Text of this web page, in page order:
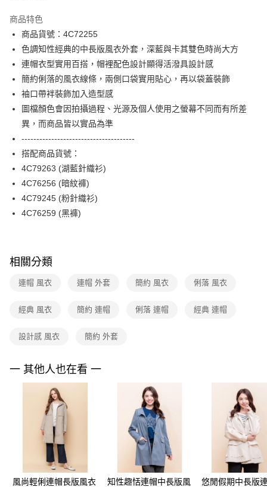
合作金庫商業銀行
華南商業銀行
上海商業儲蓄銀行
台北富邦商業銀行
國泰世華商業銀行
兆豐國際商業銀行
臺灣中小企業銀行
台中商業銀行
匯豐（台灣）商業銀行
聯邦商業銀行
元大商業銀行
永豐商業銀行
玉山商業銀行
台新國際商業銀行
台灣樂天信用卡公司
LINE Pay
Apple Pay
街口支付
AFTEE先享後付
相關說明
【關於「AFTEE先享後付」】
１．簡單：不需註冊會員、不需綁卡、不需儲值。
２．便利：只要手機號碼，簡訊認證，即可結帳。
【「AFTEE先享後付」結帳流程】
１．於結帳方式選擇「AFTEE先享後付」後，將跳轉至「AFTEE先享後付」
結帳頁面，進行簡訊認證並確認金額後，即可完成結帳。
※ 請注意：結帳手續完成當下不需立刻繳費，但若您需要取消訂單，請聯絡
後付繳納相關費用。
是否繳費成功／繳費後需取消欲退款等相關疑問，請聯繫「AFTEE先享後付
【注意事項】
權轉讓予恩沛科技股份有限公司。
２．關於個人資料處理事宜，請瀏覽以下網址：
https://aftee.tw/terms/#terms3
３．未成年的使用者請事先徵得法定代理人或監護人之同意方可使用
「AFTEE先享後付」，若未經同意申辦者引起之損失，本公司不負相關責
４．使用「AFTEE先享後付」時，將依據個別帳號之用戶狀況，依本公司即
時審查核予不同之上限額度；若仍有額度不足之情形，本公司將視審查結果
請求用戶進行身份認證。
５．嚴禁一人註冊多個帳號或使用他人資訊註冊。若發現惡意使用之情形，
恩沛科技股份有限公司將有權停止該用戶之使用額度並採取法律行動。
付款後全家FamilyMart取貨
每筆NT$90，滿NT$3,600(含以上)免運費
付款後7-11取貨
黑貓宅配
每筆NT$200，滿NT$8,000(含以上)免運費
付款後門市自取
商品特色
商品貨號：4C72255
色調知性經典的中長版風衣外套，深藍與卡其雙色時尚大方
連帽衣型實用百搭，帽裡配色設計顯得活潑具設計感
簡約俐落的風衣線條，兩側口袋實用貼心，再以袋蓋裝飾
袖口帶袢裝飾加入造型感
圖檔顏色會因拍攝過程、光源及個人使用之螢幕不同而有所差
異，而商品皆以實品為準
--------------------------------------
搭配商品貨號：
4C79263 (湖藍針織衫)
4C76256 (暗紋褲)
4C79245 (粉針織衫)
4C76259 (黑褲)
相關分類
連帽 風衣 連帽 外套 簡約 風衣 俐落 風衣
經典 風衣 簡約 連帽 俐落 連帽 經典 連帽
設計感 風衣 簡約 外套
一 其他人也在看 一
風尚輕俐連帽長版風衣
知性趣恬連帽中長版風
悠閒假期中長版